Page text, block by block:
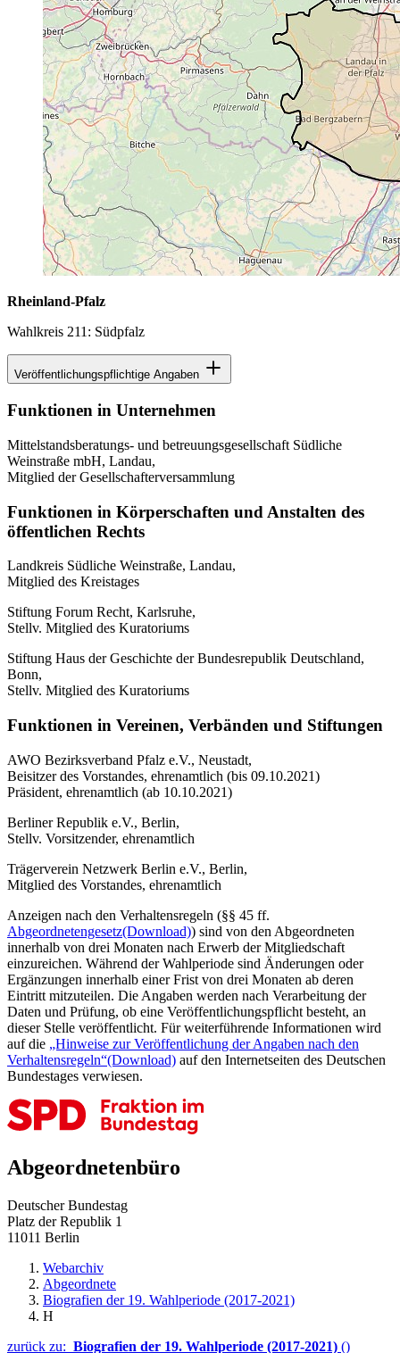
Rheinland-Pfalz
Wahlkreis 211: Südpfalz
Veröffentlichungspflichtige Angaben
Funktionen in Unternehmen
Mittelstandsberatungs- und betreuungsgesellschaft Südliche
Weinstraße mbH, Landau,
Mitglied der Gesellschafterversammlung
Funktionen in Körperschaften und Anstalten des
öffentlichen Rechts
Landkreis Südliche Weinstraße, Landau,
Mitglied des Kreistages
Stiftung Forum Recht, Karlsruhe,
Stellv. Mitglied des Kuratoriums
Stiftung Haus der Geschichte der Bundesrepublik Deutschland,
Bonn,
Stellv. Mitglied des Kuratoriums
Funktionen in Vereinen, Verbänden und Stiftungen
AWO Bezirksverband Pfalz e.V., Neustadt,
Beisitzer des Vorstandes, ehrenamtlich (bis 09.10.2021)
Präsident, ehrenamtlich (ab 10.10.2021)
Berliner Republik e.V., Berlin,
Stellv. Vorsitzender, ehrenamtlich
Trägerverein Netzwerk Berlin e.V., Berlin,
Mitglied des Vorstandes, ehrenamtlich
Anzeigen nach den Verhaltensregeln (§§ 45 ff.
Abgeordnetengesetz(Download)) sind von den Abgeordneten
innerhalb von drei Monaten nach Erwerb der Mitgliedschaft
einzureichen. Während der Wahlperiode sind Änderungen oder
Ergänzungen innerhalb einer Frist von drei Monaten ab deren
Eintritt mitzuteilen. Die Angaben werden nach Verarbeitung der
Daten und Prüfung, ob eine Veröffentlichungspflicht besteht, an
dieser Stelle veröffentlicht. Für weiterführende Informationen wird
auf die „Hinweise zur Veröffentlichung der Angaben nach den
Verhaltensregeln“(Download) auf den Internetseiten des Deutschen
Bundestages verwiesen.
Abgeordnetenbüro
Deutscher Bundestag
Platz der Republik 1
11011 Berlin
Webarchiv
Abgeordnete
Biografien der 19. Wahlperiode (2017-2021)
H
zurück zu: Biografien der 19. Wahlperiode (2017-2021) ()